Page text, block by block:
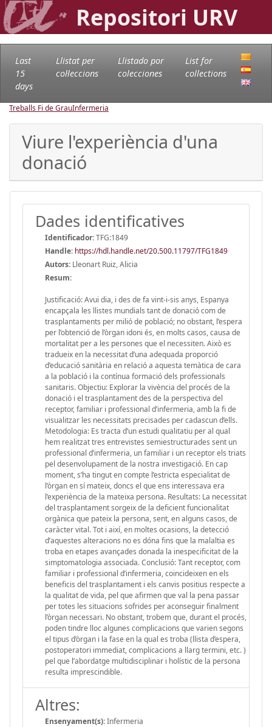
Repositori URV
Last
15
days
Llistat per
col·leccions
Llistado por
colecciones
List for
collections
Treballs Fi de GrauInfermeria
Viure l'experiència d'una
donació
Dades identificatives
Identificador:TFG:1849
Handle: https://hdl.handle.net/20.500.11797/TFG1849
Autors: Lleonart Ruiz, Alicia
Resum:
Justificació: Avui dia, i des de fa vint-i-sis anys, Espanya
encapçala les llistes mundials tant de donació com de
trasplantaments per milió de població; no obstant, l’espera
per l’obtenció de l’òrgan idoni és, en molts casos, causa de
mortalitat per a les persones que el necessiten. Això es
tradueix en la necessitat d’una adequada proporció
d’educació sanitària en relació a aquesta temàtica de cara
a la població i la contínua formació dels professionals
sanitaris. Objectiu: Explorar la vivència del procés de la
donació i el trasplantament des de la perspectiva del
receptor, familiar i professional d’infermeria, amb la fi de
visualitzar les necessitats precisades per cadascun d’ells.
Metodologia: Es tracta d’un estudi qualitatiu per al qual
hem realitzat tres entrevistes semiestructurades sent un
professional d’infermeria, un familiar i un receptor els triats
pel desenvolupament de la nostra investigació. En cap
moment, s’ha tingut en compte l’estricta especialitat de
l’òrgan en sí mateix, doncs el que ens interessava era
l’experiència de la mateixa persona. Resultats: La necessitat
del trasplantament sorgeix de la deficient funcionalitat
orgànica que pateix la persona, sent, en alguns casos, de
caràcter vital. Tot i així, en moltes ocasions, la detecció
d’aquestes alteracions no es dóna fins que la malaltia es
troba en etapes avançades donada la inespecificitat de la
simptomatologia associada. Conclusió: Tant receptor, com
familiar i professional d’infermeria, coincideixen en els
beneficis del trasplantament i els canvis positius respecte a
la qualitat de vida, pel que afirmen que val la pena passar
per totes les situacions sofrides per aconseguir finalment
l’òrgan necessari. No obstant, trobem que, durant el procés,
poden tindre lloc algunes complicacions que varien segons
el tipus d’òrgan i la fase en la qual es troba (llista d’espera,
postoperatori immediat, complicacions a llarg termini, etc. )
pel que l’abordatge multidisciplinar i holístic de la persona
resulta imprescindible.
Altres:
Ensenyament(s):Infermeria